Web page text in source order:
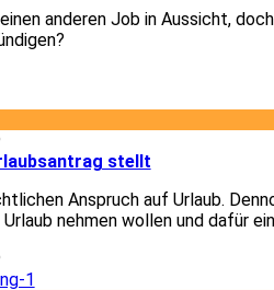
anderen Job in Aussicht,
stellt
Anspruch auf Urlaub.
nehmen wollen und dafür